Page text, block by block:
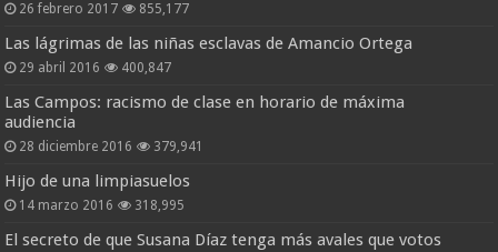
26 febrero 2017 855,177
Las lágrimas de las niñas esclavas de Amancio Ortega
29 abril 2016 400,847
Las Campos: racismo de clase en horario de máxima
audiencia
28 diciembre 2016 379,941
Hijo de una limpiasuelos
14 marzo 2016 318,995
El secreto de que Susana Díaz tenga más avales que votos